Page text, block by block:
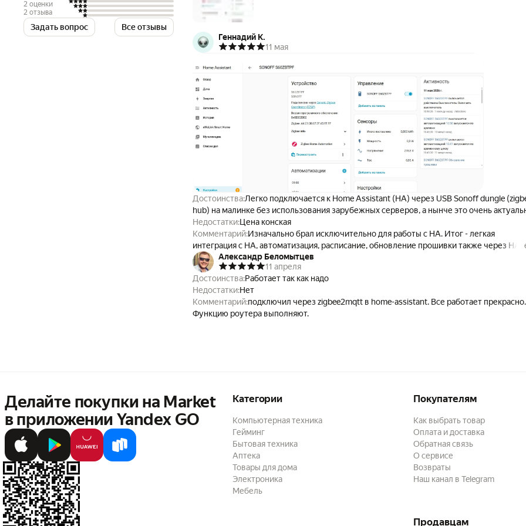
2 оценки
2 отзыва
Задать вопрос
Все отзывы
Геннадий К.
11 мая
Достоинства:Легко подключается к Home Assistant (HA) через USB Sonoff dungle
hub) на малинке без использования зарубежных серверов, а нынче это очень
Недостатки:Цена конская
Комментарий:Изначально брал исключительно для работы с HA. Итог - легкая
интеграция с HA, автоматизация, расписание, обновление прошивки также через HA и
никаких зарубежных серверов.
Александр Беломытцев
11 апреля
Достоинства:Работает так как надо
Недостатки:Нет
Комментарий:подключил через zigbee2mqtt в home-assistant. Все работает прекрасно.
Функцию роутера выполняют.
Делайте покупки на Market
в приложении Yandex GO
Категории
Компьютерная техника
Гейминг
Бытовая техника
Аптека
Товары для дома
Электроника
Мебель
Покупателям
Как выбрать товар
Оплата и доставка
Обратная связь
О сервисе
Возвраты
Наш канал в Telegram
Продавцам